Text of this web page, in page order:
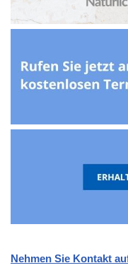
Nehmen Sie Kontakt